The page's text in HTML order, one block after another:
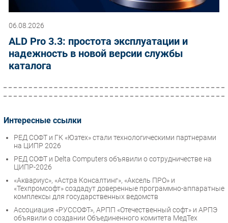
06.08.2026
ALD Pro 3.3: простота эксплуатации и
надежность в новой версии службы
каталога
Интересные ссылки
РЕД СОФТ и ГК «Юзтех» стали технологическими партнерами
на ЦИПР 2026
РЕД СОФТ и Delta Computers объявили о сотрудничестве на
ЦИПР-2026
«Аквариус», «Астра Консалтинг», «Аксель ПРО» и
«Техпромсофт» создадут доверенные программно-аппаратные
комплексы для государственных ведомств
Ассоциация «РУССОФТ», АРПП «Отечественный софт» и АРПЭ
объявили о создании Объединенного комитета МедТех